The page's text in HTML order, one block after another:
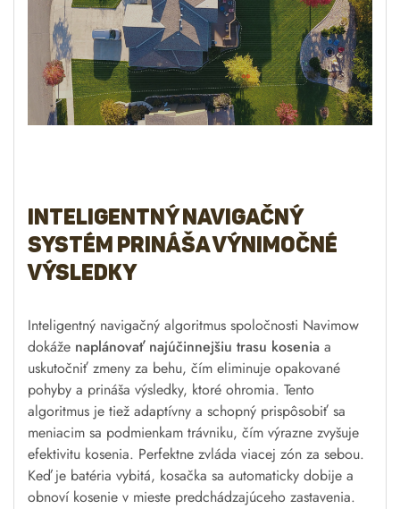
Inteligentný navigačný
systém prináša výnimočné
výsledky
Inteligentný navigačný algoritmus spoločnosti Navimow
dokáže naplánovať najúčinnejšiu trasu kosenia a
uskutočniť zmeny za behu, čím eliminuje opakované
pohyby a prináša výsledky, ktoré ohromia. Tento
algoritmus je tiež adaptívny a schopný prispôsobiť sa
meniacim sa podmienkam trávniku, čím výrazne zvyšuje
efektivitu kosenia. Perfektne zvláda viacej zón za sebou.
Keď je batéria vybitá, kosačka sa automaticky dobije a
obnoví kosenie v mieste predchádzajúceho zastavenia.